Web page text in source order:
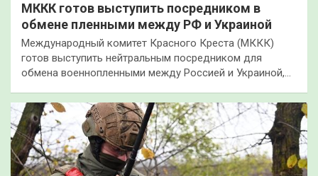
МККК готов выступить посредником в
обмене пленными между РФ и Украиной
Международный комитет Красного Креста (МККК)
готов выступить нейтральным посредником для
обмена военнопленными между Россией и Украиной,…